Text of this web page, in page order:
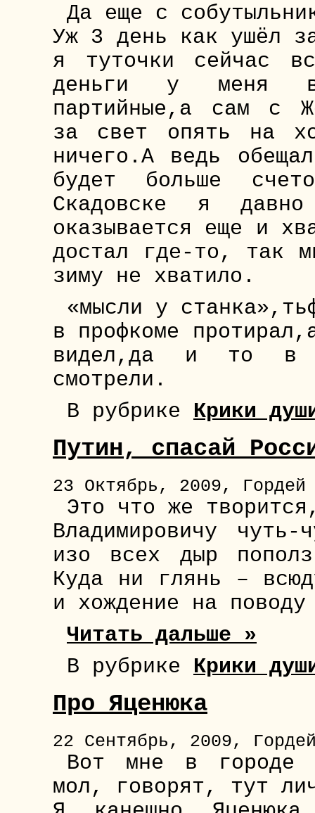
Да еще с
Уж 3 день как ушёл
я туточки сейчас
деньги у меня
партийные,а сам с
за свет опять на
ничего.А ведь
будет больше
Скадовске я
оказывается еще и
достал где-то, так
зиму не хватило.
«мысли у
в профкоме
видел,да и то в
смотрели.
В рубрике Крики
Путин, спасай
23 Октябрь, 2009, Гордей
Это что же
Владимировичу
изо всех дыр
Куда ни глянь –
и хождение на
Читать дальше »
В рубрике Крики
Про Яценюка
22 Сентябрь, 2009,
Вот мне в городе
мол, говорят, тут